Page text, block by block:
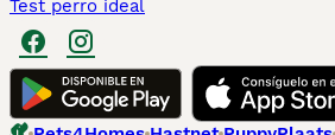
Test perro ideal